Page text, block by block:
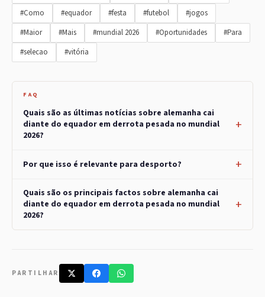
#Como
#equador #festa #futebol
#jogos
#Maior
#Mais #mundial 2026 #Oportunidades
#Para
#selecao
#vitória
FAQ
Quais são as últimas notícias sobre alemanha cai
diante do equador em derrota pesada no mundial
2026?
Por que isso é relevante para desporto?
Quais são os principais factos sobre alemanha cai
diante do equador em derrota pesada no mundial
2026?
PARTILHAR